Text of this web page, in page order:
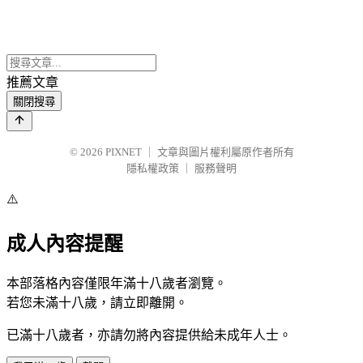
推薦文章
關閉搜尋
© 2026 PIXNET
文章與圖片權利屬原作者所有
隱私權政策
服務聲明
⚠️
成人內容提醒
本部落格內容僅限年滿十八歲者瀏覽。
若您未滿十八歲，請立即離開。
已滿十八歲者，亦請勿將內容提供給未成年人士。